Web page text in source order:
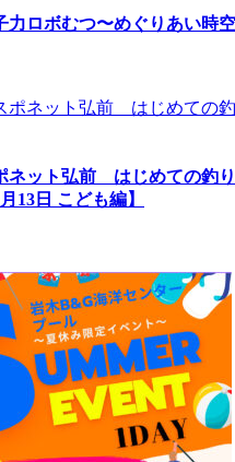
力ロボむつ〜めぐりあい時空
ネット弘前 はじめての釣
13日 こども編】